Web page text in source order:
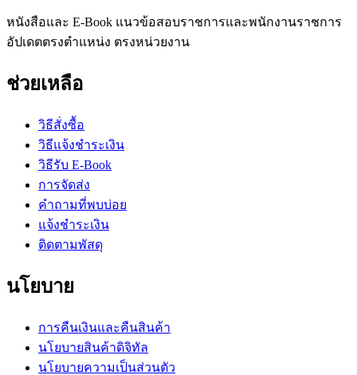
หนังสือและ E-Book แนวข้อสอบราชการและพนักงานราชการ
อัปเดตตรงตำแหน่ง ตรงหน่วยงาน
ช่วยเหลือ
วิธีสั่งซื้อ
วิธีแจ้งชำระเงิน
วิธีรับ E-Book
การจัดส่ง
คำถามที่พบบ่อย
แจ้งชำระเงิน
ติดตามพัสดุ
นโยบาย
การคืนเงินและคืนสินค้า
นโยบายสินค้าดิจิทัล
นโยบายความเป็นส่วนตัว